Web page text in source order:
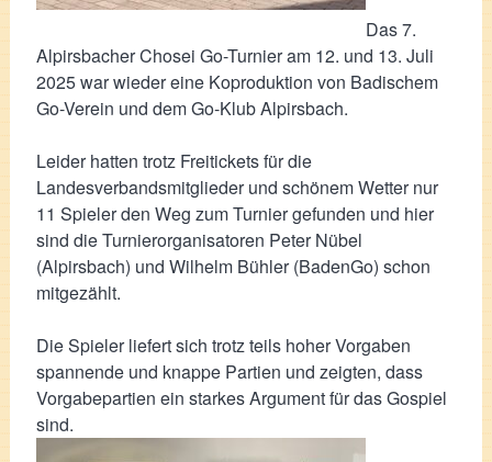
Das 7.
Alpirsbacher Chosei Go-Turnier am 12. und 13. Juli
2025 war wieder eine Koproduktion von Badischem
Go-Verein und dem Go-Klub Alpirsbach.
Leider hatten trotz Freitickets für die
Landesverbandsmitglieder und schönem Wetter nur
11 Spieler den Weg zum Turnier gefunden und hier
sind die Turnierorganisatoren Peter Nübel
(Alpirsbach) und Wilhelm Bühler (BadenGo) schon
mitgezählt.
Die Spieler liefert sich trotz teils hoher Vorgaben
spannende und knappe Partien und zeigten, dass
Vorgabepartien ein starkes Argument für das Gospiel
sind.